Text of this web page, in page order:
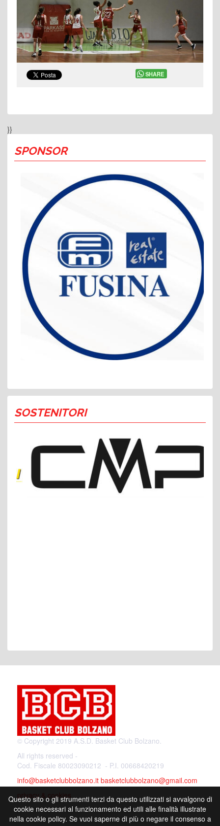
}}
SPONSOR
SOSTENITORI
SHARE
© Copyright 2019 A.S.D. Basket Club Bolzano.
All rights reserved -
Cod. Fiscale 80023090212 - P.I. 00668420219
info@basketclubbolzano.it basketclubbolzano@gmail.com
privacy & cookies
Questo sito o gli strumenti terzi da questo utilizzati si avvalgono di
cookie necessari al funzionamento ed utili alle finalità illustrate
nella cookie policy. Se vuoi saperne di più o negare il consenso a